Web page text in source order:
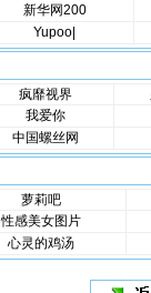
新华网200
Yupoo|
疯靡视界
我爱你
中国螺丝网
萝莉吧
性感美女图片
心灵的鸡汤